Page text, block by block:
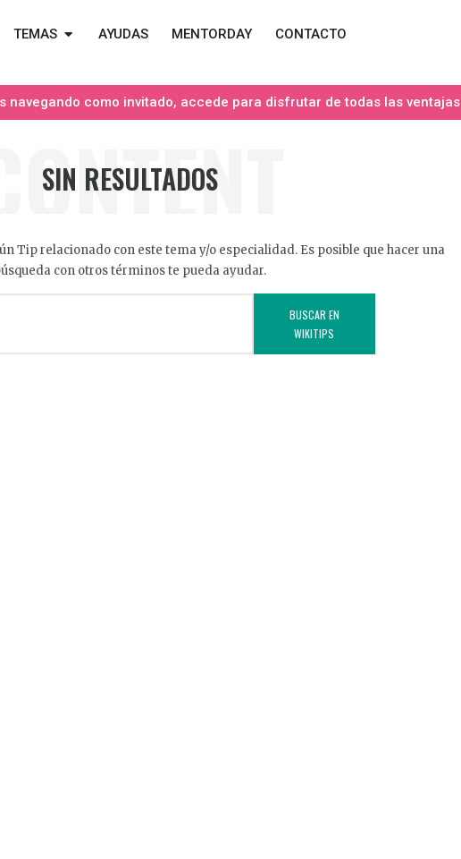
TEMAS AYUDAS MENTORDAY CONTACTO
navegando como invitado, accede para disfrutar de todas las ventajas
CONTENT
SIN RESULTADOS
Tip relacionado con este tema y/o especialidad. Es posible que hacer una
con otros términos te pueda ayudar.
BUSCAR EN
WIKITIPS